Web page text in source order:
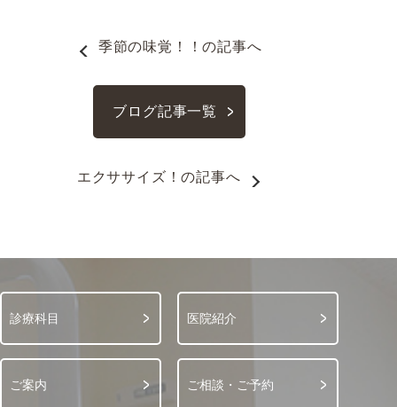
季節の味覚！！の記事へ
ブログ記事一覧
エクササイズ！の記事へ
診療科目 医院紹介
ご案内 ご相談・ご予約